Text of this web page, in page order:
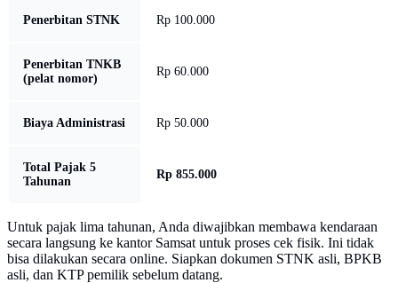
Penerbitan STNK Rp 100.000
Penerbitan TNKB
(pelat nomor)
Rp 60.000
Biaya Administrasi Rp 50.000
Total Pajak 5
Tahunan
Rp 855.000
Untuk pajak lima tahunan, Anda diwajibkan membawa kendaraan
secara langsung ke kantor Samsat untuk proses cek fisik. Ini tidak
bisa dilakukan secara online. Siapkan dokumen STNK asli, BPKB
asli, dan KTP pemilik sebelum datang.